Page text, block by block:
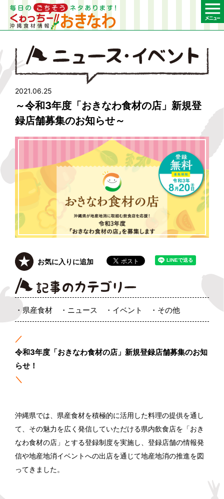
2021.06.25
～令和3年度「おきなわ食材の店」新規登
録店舗募集のお知らせ～
お気に入りに追加
県産食材 ニュース イベント その他
／
令和3年度「おきなわ食材の店」新規登録店舗募集のお知
らせ！
＼
沖縄県では、県産食材を積極的に活用した料理の提供を通し
て、その魅力を広く発信していただける県内飲食店を「おき
なわ食材の店」とする登録制度を実施し、登録店舗の情報発
信や地産地消イベントへの出店を通じて地産地消の推進を図
ってきました。